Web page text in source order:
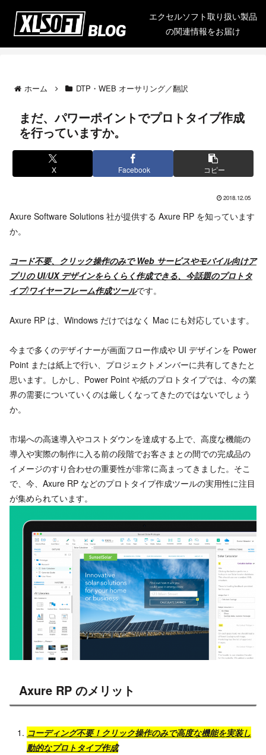
エクセルソフト取り扱い製品
の関連情報をお届け
ホーム DTP・WEB オーサリング／翻訳
まだ、パワーポイントでプロトタイプ作成
を行っていますか。
X Facebook コピー
2018.12.05
Axure Software Solutions 社が提供する Axure RP を知っています
か。
コード不要、クリック操作のみで Web サービスやモバイル向けア
プリの UI/UX デザインをらくらく作成できる、今話題のプロトタ
イプ/ワイヤーフレーム作成ツールです。
Axure RP は、Windows だけではなく Mac にも対応しています。
今まで多くのデザイナーが画面フロー作成や UI デザインを Power
Point または紙上で行い、プロジェクトメンバーに共有してきたと
思います。しかし、Power Point や紙のプロトタイプでは、今の業
界の需要についていくのは厳しくなってきたのではないでしょう
か。
市場への高速導入やコストダウンを達成する上で、高度な機能の
導入や実際の制作に入る前の段階でお客さまとの間での完成品の
イメージのすり合わせの重要性が非常に高まってきました。そこ
で、今、Axure RP などのプロトタイプ作成ツールの実用性に注目
が集められています。
Axure RP のメリット
コーディング不要！クリック操作のみで高度な機能を実装し
動的なプロトタイプ作成